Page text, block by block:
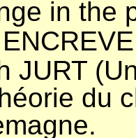
in the
JURT
du